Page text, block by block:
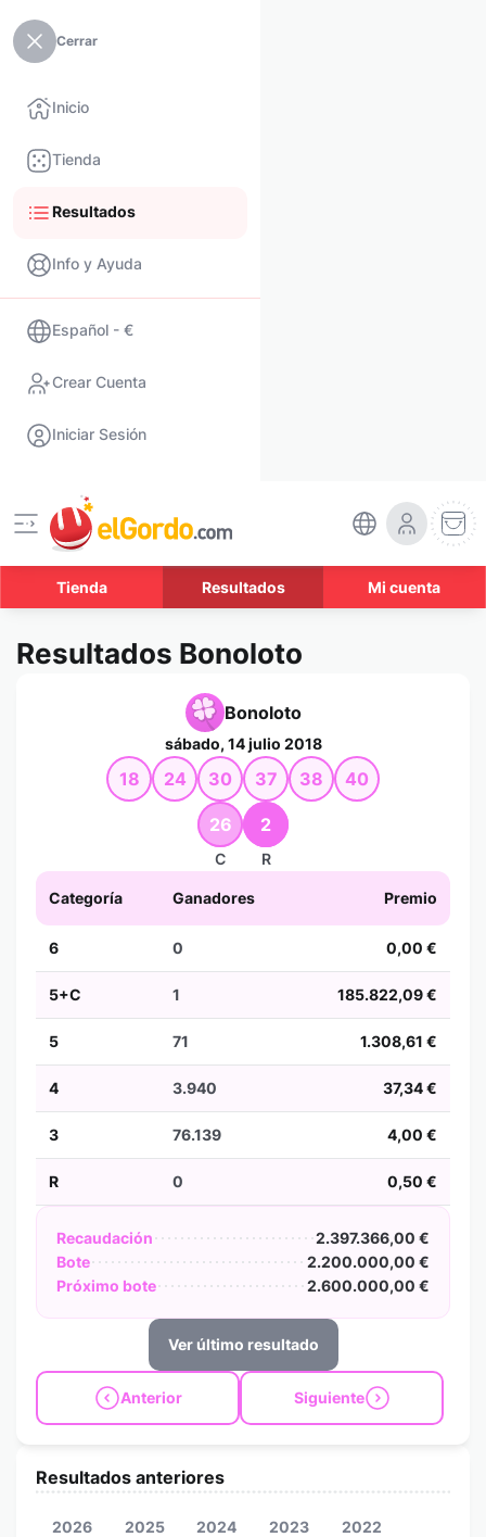
Cerrar
Inicio
Tienda
Resultados
Info y Ayuda
Español - €
Crear Cuenta
Iniciar Sesión
Tienda Resultados Mi cuenta
Resultados Bonoloto
Bonoloto
sábado, 14 julio 2018
18 24 30 37 38 40
26
C
2
R
Categoría Ganadores Premio
6 0 0,00 €
5+C 1 185.822,09 €
5 71 1.308,61 €
4 3.940 37,34 €
3 76.139 4,00 €
R 0 0,50 €
Recaudación
2.397.366,00 €
Bote
2.200.000,00 €
Próximo bote
2.600.000,00 €
Ver último resultado
Anterior Siguiente
Resultados anteriores
2026 2025 2024 2023
2022